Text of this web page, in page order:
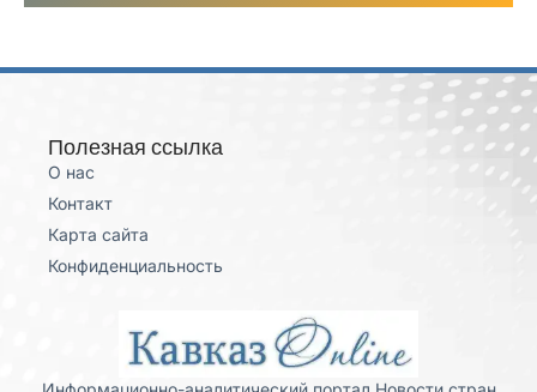
Полезная ссылка
О нас
Контакт
Карта сайта
Конфиденциальность